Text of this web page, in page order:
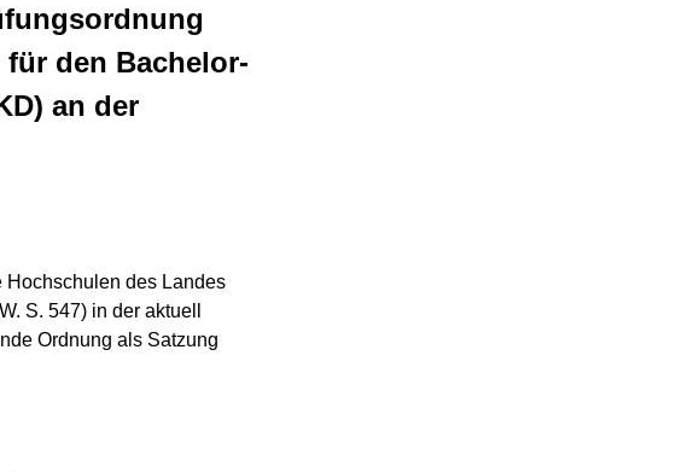
den Bachelor-
an der
Hochschulen des Landes
S. 547) in der aktuell
Ordnung als Satzung